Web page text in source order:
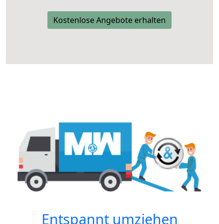
Kostenlose Angebote erhalten
Entspannt umziehen